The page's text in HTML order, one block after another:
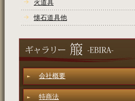
火道具
懐石道具他
会社概要
特商法